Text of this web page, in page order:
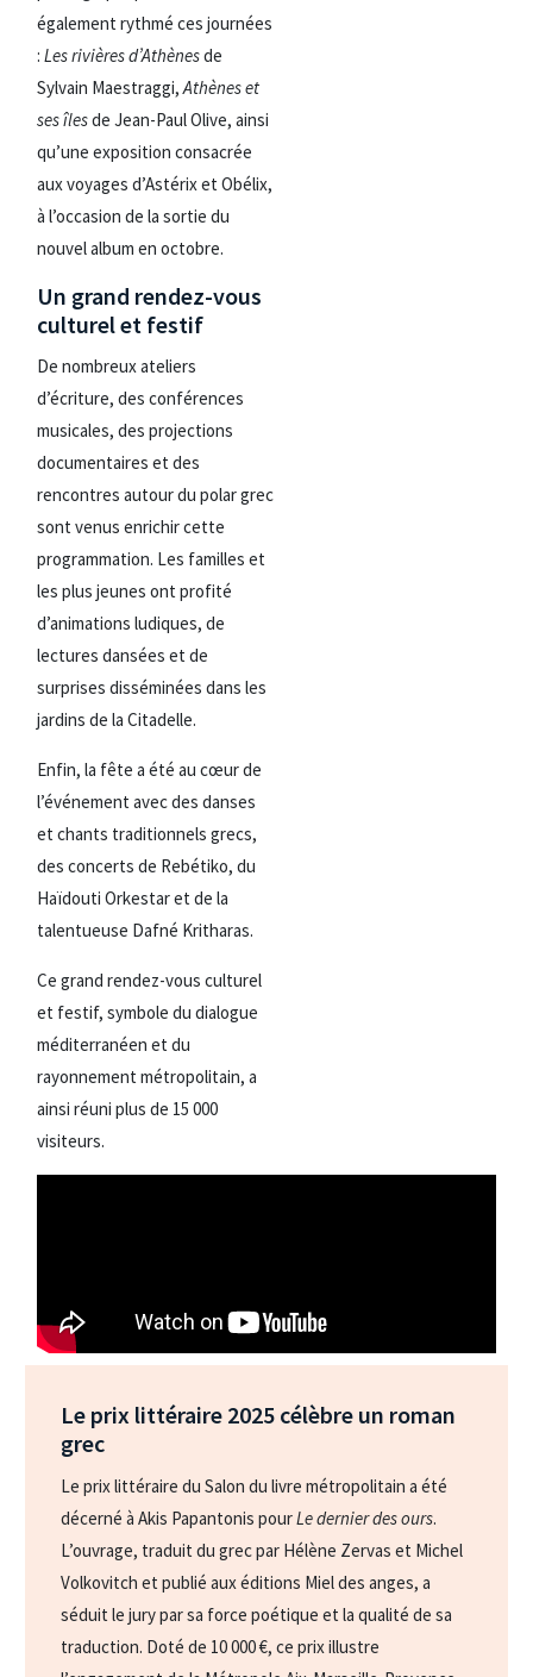
également rythmé ces journées
: Les rivières d’Athènesde
Sylvain Maestraggi, Athènes et
ses îlesde Jean-Paul Olive, ainsi
qu’une exposition consacrée
aux voyages d’Astérix et Obélix,
à l’occasion de la sortie du
nouvel album en octobre.
Un grand rendez-vous
culturel et festif
De nombreux ateliers
d’écriture, des conférences
musicales, des projections
documentaires et des
rencontres autour du polar grec
sont venus enrichir cette
programmation. Les familles et
les plus jeunes ont profité
d’animations ludiques, de
lectures dansées et de
surprises disséminées dans les
jardins de la Citadelle.
Enfin, la fête a été au cœur de
l’événement avec des danses
et chants traditionnels grecs,
des concerts de Rebétiko, du
Haïdouti Orkestar et de la
talentueuse Dafné Kritharas.
Ce grand rendez-vous culturel
et festif, symbole du dialogue
méditerranéen et du
rayonnement métropolitain, a
ainsi réuni plus de 15 000
visiteurs.
Le prix littéraire 2025 célèbre un roman
grec
Le prix littéraire du Salon du livre métropolitain a été
décerné à Akis Papantonis pourLe dernier des ours.
L’ouvrage, traduit du grec par Hélène Zervas et Michel
Volkovitch et publié aux éditions Miel des anges, a
séduit le jury par sa force poétique et la qualité de sa
traduction. Doté de 10 000 €, ce prix illustre